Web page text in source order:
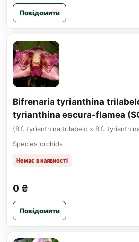
Повідомити
Bifrenaria tyrianthina
tyrianthina escura-flamea
(Bif. tyrianthina trilabelo x Bif.
Species orchids
Немає в наявності
0 ₴
Повідомити